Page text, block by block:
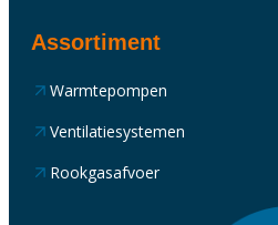
Assortiment
Warmtepompen
Ventilatiesystemen
Rookgasafvoer